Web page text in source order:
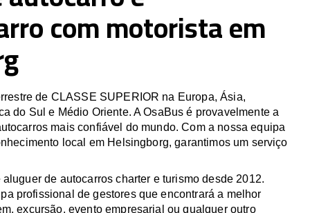
com motorista em
de CLASSE SUPERIOR na Europa, Ásia,
do Sul e Médio Oriente. A OsaBus é provavelmente a
mais confiável do mundo. Com a nossa equipa
local em Helsingborg, garantimos um serviço
de autocarros charter e turismo desde 2012.
profissional de gestores que encontrará a melhor
excursão, evento empresarial ou qualquer outro